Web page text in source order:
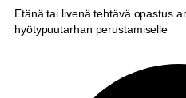
Etänä tai livenä tehtävä opastus
hyötypuutarhan perustamiselle